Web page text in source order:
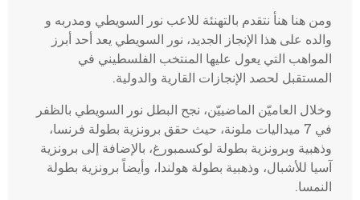
ومن هنا هنأ نتقدم بالتهنئة للاعب نور السويطي ومدربه و
والده على هذا الإنجاز الجديد، نور السويطي يعد أحد أبرز
المواهب التي يعول عليها المنتخب الفلسطيني في
المستقبل لحصد الإنجازات القارية والدولية.
وخلال العاميّن الماضييّن، نجح البطل نور السويطي بالظفر
في 7 ميداليات ملونة، حيث حقق برونزية بطولة فرنسا،
وذهبية وبرونزية بطولة لوكسمبورغ، بالإضافة إلى برونزية
آسيا للأشبال، وذهبية بطولة هولندا، وأيضاً برونزية بطولة
النمسا.